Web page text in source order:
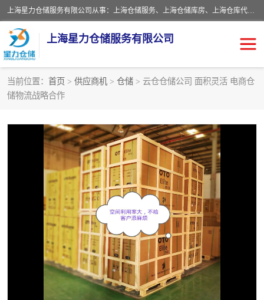
上海星力仓储服务有限公司从事：上海仓储服务、上海仓储库房、上海仓库代运营、上海仓库对外出租、上海仓库外包、上海三方仓储、上海电商仓储代发、上海电商代发货仓库、上海托管仓库、上海仓储配送。上海星力仓储服务有限公司现在拥有100个分仓、10万余平方的标准库房，精炼员工几百名，与几千家客户合作，公司已跻身上海仓储行业前列。欢迎来电咨询！
上海星力仓储服务有限公司
当前位置： 首页 > 供应商机 > 仓储 > 云仓仓储公司 面积灵活 电商仓
储物流战略合作
上海仓库对外出租
上海仓储配送 上海仓库外包
上海仓库代运营 上海托管仓库
上海第三方仓储 上海仓储服务
上海电商代发货仓库
上海托管仓库